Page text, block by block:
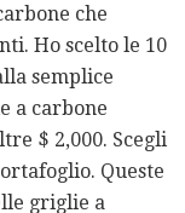
che
Ho scelto le 10
semplice
a carbone
$ 2,000. Scegli
Queste
griglie a